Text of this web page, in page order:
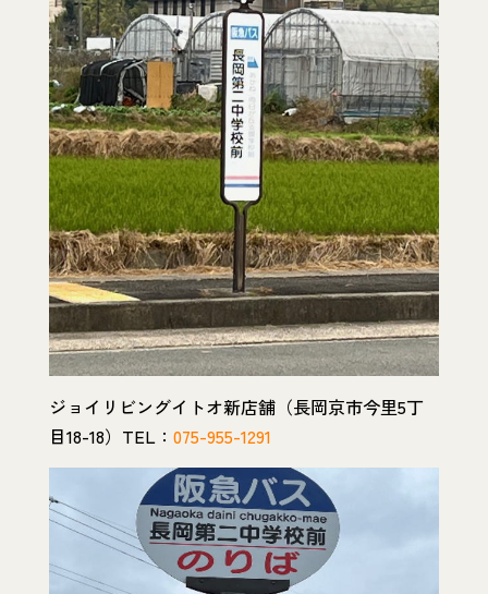
ジョイリビングイトオ新店舗（長岡京市今里5丁
目18-18）TEL： 075-955-1291